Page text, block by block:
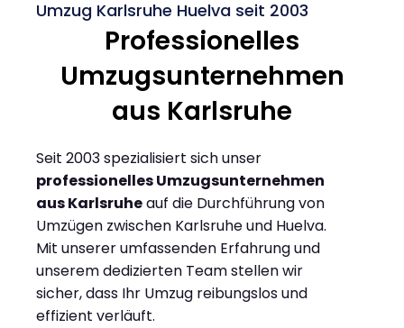
Umzug Karlsruhe Huelva seit 2003
Professionelles
Umzugsunternehmen
aus Karlsruhe
Seit 2003 spezialisiert sich unser
professionelles Umzugsunternehmen
aus Karlsruheauf die Durchführung von
Umzügen zwischen Karlsruhe und Huelva.
Mit unserer umfassenden Erfahrung und
unserem dedizierten Team stellen wir
sicher, dass Ihr Umzug reibungslos und
effizient verläuft.